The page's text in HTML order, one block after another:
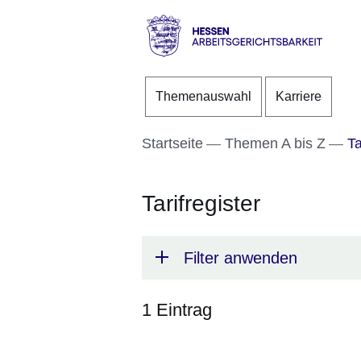
Direkt zum Kopf der
Direkt zum Inhalt
Direkt zum Fuß der
Arbeitsgerichtsbarkeit
Themenauswahl Karriere
Startseite Themen A bis Z
Tarifregister
Filter anwenden
1 Eintrag